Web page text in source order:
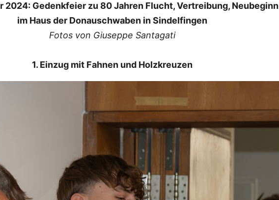
2024: Gedenkfeier zu 80 Jahren Flucht, Vertreibung, Neubeginn
im Haus der Donauschwaben in Sindelfingen
Fotos von Giuseppe Santagati
1. Einzug mit Fahnen und Holzkreuzen